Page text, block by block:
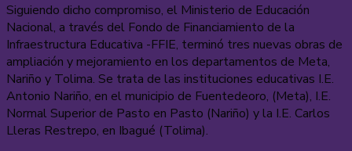
Siguiendo dicho compromiso, el Ministerio de Educación
Nacional, a través del Fondo de Financiamiento de la
Infraestructura Educativa -FFIE, terminó tres nuevas obras de
ampliación y mejoramiento en los departamentos de Meta,
Nariño y Tolima. Se trata de las instituciones educativas I.E.
Antonio Nariño, en el municipio de Fuentedeoro, (Meta), I.E.
Normal Superior de Pasto en Pasto (Nariño) y la I.E. Carlos
Lleras Restrepo, en Ibagué (Tolima).